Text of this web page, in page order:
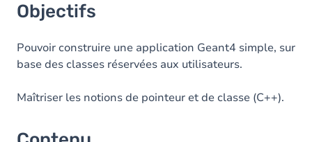
Objectifs
Pouvoir construire une application Geant4 simple, sur
base des classes réservées aux utilisateurs.
Maîtriser les notions de pointeur et de classe (C++).